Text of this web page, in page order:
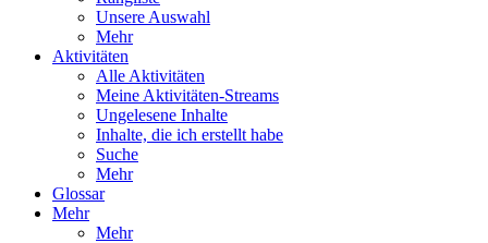
Unsere Auswahl
Mehr
Aktivitäten
Alle Aktivitäten
Meine Aktivitäten-Streams
Ungelesene Inhalte
Inhalte, die ich erstellt habe
Suche
Mehr
Glossar
Mehr
Mehr